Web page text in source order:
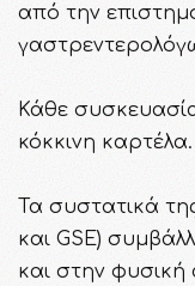
από την
Κάθε συσκευασία
κόκκινη καρτέλα.
Τα συστατικά
και GSE)
και στην φυσική